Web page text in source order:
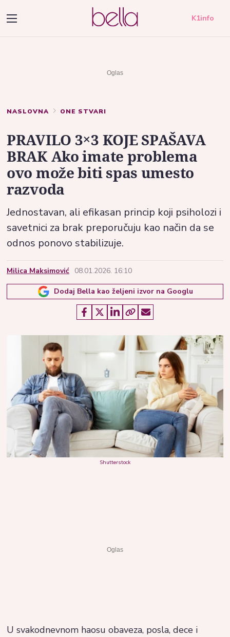
K1info
NASLOVNA ONE STVARI
PRAVILO 3×3 KOJE SPAŠAVA
BRAK Ako imate problema
ovo može biti spas umesto
razvoda
Jednostavan, ali efikasan princip koji psiholozi i
savetnici za brak preporučuju kao način da se
odnos ponovo stabilizuje.
Milica Maksimović 08.01.2026. 16:10
Dodaj Bella kao željeni izvor na Googlu
Shutterstock
U svakodnevnom haosu obaveza, posla, dece i